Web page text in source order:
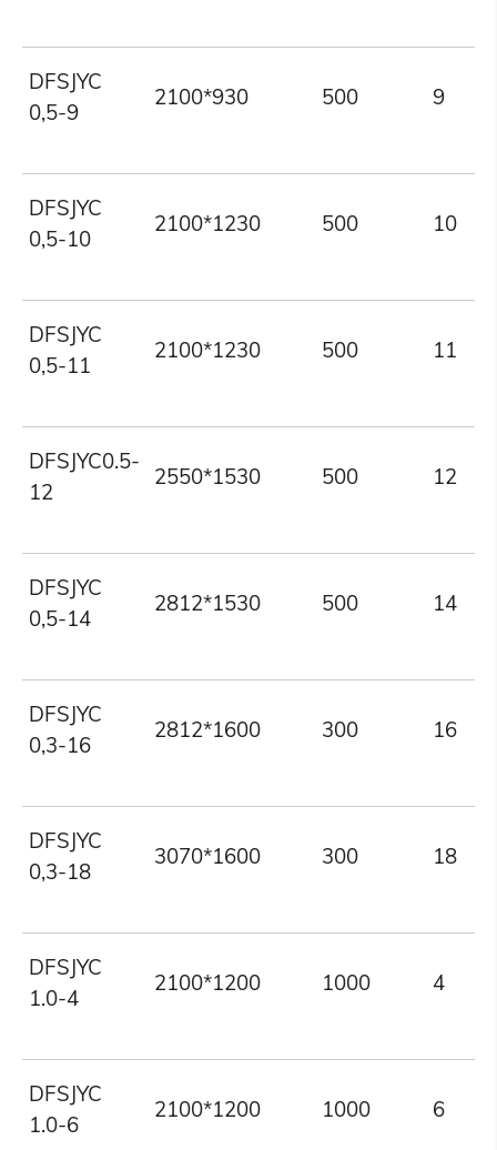
DFSJYC
0,5-9
2100*930 500 9
DFSJYC
0,5-10
2100*1230 500 10
DFSJYC
0,5-11
2100*1230 500 11
DFSJYC0.5-
12
2550*1530 500 12
DFSJYC
0,5-14
2812*1530 500 14
DFSJYC
0,3-16
2812*1600 300 16
DFSJYC
0,3-18
3070*1600 300 18
DFSJYC
1.0-4
2100*1200 1000 4
DFSJYC
1.0-6
2100*1200 1000 6